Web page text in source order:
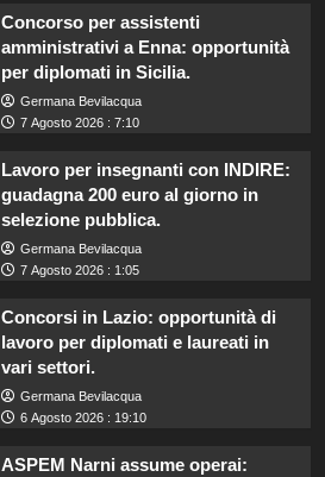
Concorso per assistenti
amministrativi a Enna: opportunità
per diplomati in Sicilia.
Germana Bevilacqua
7 Agosto 2026 : 7:10
Lavoro per insegnanti con INDIRE:
guadagna 200 euro al giorno in
selezione pubblica.
Germana Bevilacqua
7 Agosto 2026 : 1:05
Concorsi in Lazio: opportunità di
lavoro per diplomati e laureati in
vari settori.
Germana Bevilacqua
6 Agosto 2026 : 19:10
ASPEM Narni assume operai: